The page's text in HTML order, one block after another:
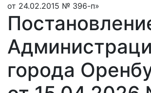
от 24.02.2015 № 396-п»
города